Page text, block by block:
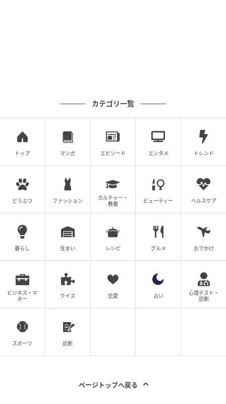
一人が場所を譲らないことで、後ろの何人もが見られ
なくなってしまうこともあるようです。「順番に譲り
合えば、みんなが見られるのに」という思いが感じら
れました。
マナー任せはつらい…学校でルール化を
そのほか、「個人のマナーに任せるのは難しいので、
学校側でルールを決めてほしい」という意見も見られ
ました。これは、ルールが明文化されていない学校の
いために、困ったという声が背景にあるようです。
場所の決まりがはっきりせず、どう観覧するのが正
明確な決まりがないと、声をかけても応じてもらえ
ないことがあった
入れ替え制を設けるなど、全員が見られる仕組みを
口頭の呼びかけだけでなく、案内や掲示で明示して
カテゴリ一覧
トップ マンガ エピソード エンタメ トレンド
どうぶつ ファッション
カルチャー・
教養
ビューティー ヘルスケア
暮らし 住まい レシピ グルメ おでかけ
ビジネス・マ
ネー
クイズ 恋愛 占い
心理テスト・
診断
スポーツ 診断
ページトップへ戻る